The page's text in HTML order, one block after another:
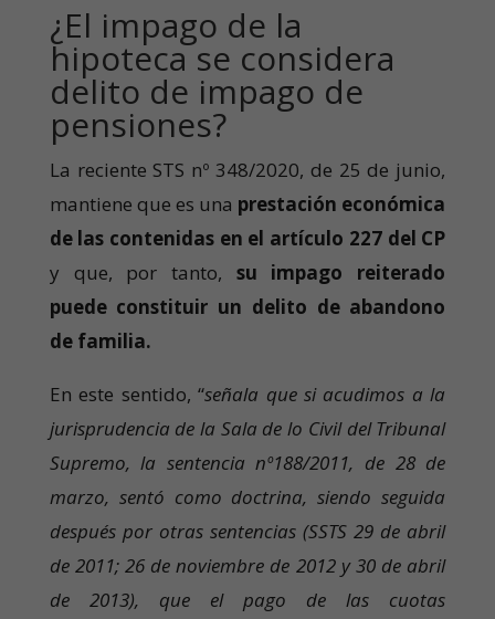
¿El impago de la
hipoteca se considera
delito de impago de
pensiones?
La reciente STS nº 348/2020, de 25 de junio,
mantiene que es una prestación económica
de las contenidas en el artículo 227 del CP
y que, por tanto, su impago reiterado
puede constituir un delito de abandono
de familia.
En este sentido, “señala que si acudimos a la
jurisprudencia de la Sala de lo Civil del Tribunal
Supremo, la sentencia nº188/2011, de 28 de
marzo, sentó como doctrina, siendo seguida
después por otras sentencias (SSTS 29 de abril
de 2011; 26 de noviembre de 2012 y 30 de abril
de 2013), que el pago de las cuotas